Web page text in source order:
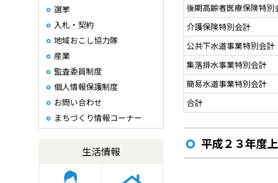
選挙
入札・契約
地域おこし協力隊
産業
監査委員制度
個人情報保護制度
お問い合わせ
まちづくり情報コーナー
生活情報
後期高齢者医療保険特別
介護保険特別会計
公共下水道事業特別会計
集落排水事業特別会計
簡易水道事業特別会計
合計
平成２３年度